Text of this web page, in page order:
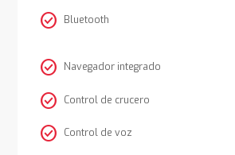
check_circle Bluetooth
check_circle Navegador integrado
check_circle Control de crucero
check_circle Control de voz